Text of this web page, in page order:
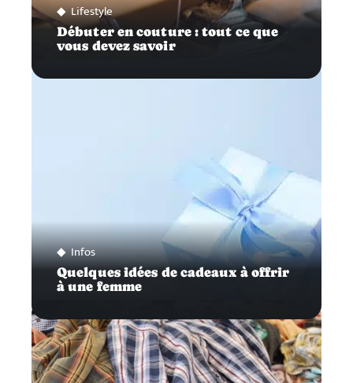
Lifestyle
Débuter en couture : tout ce que
vous devez savoir
Infos
Quelques idées de cadeaux à offrir
à une femme